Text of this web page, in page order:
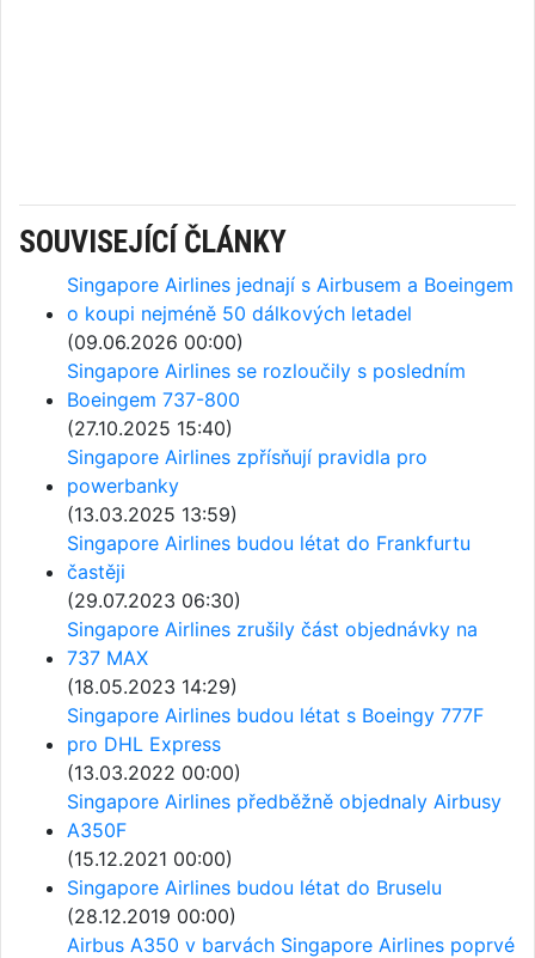
SOUVISEJÍCÍ ČLÁNKY
Singapore Airlines jednají s Airbusem a Boeingem
o koupi nejméně 50 dálkových letadel
(09.06.2026 00:00)
Singapore Airlines se rozloučily s posledním
Boeingem 737-800
(27.10.2025 15:40)
Singapore Airlines zpřísňují pravidla pro
powerbanky
(13.03.2025 13:59)
Singapore Airlines budou létat do Frankfurtu
častěji
(29.07.2023 06:30)
Singapore Airlines zrušily část objednávky na
737 MAX
(18.05.2023 14:29)
Singapore Airlines budou létat s Boeingy 777F
pro DHL Express
(13.03.2022 00:00)
Singapore Airlines předběžně objednaly Airbusy
A350F
(15.12.2021 00:00)
Singapore Airlines budou létat do Bruselu
(28.12.2019 00:00)
Airbus A350 v barvách Singapore Airlines poprvé